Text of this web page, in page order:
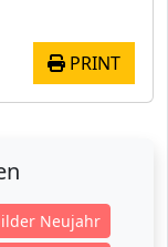
PRINT
Neujahr